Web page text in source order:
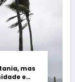
mas
e